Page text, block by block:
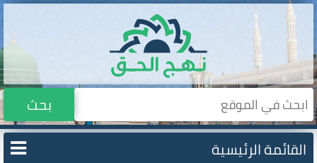
بحث
القائمة الرئيسية